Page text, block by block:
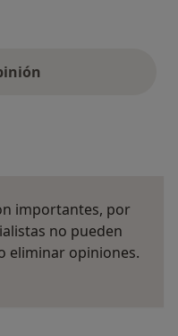
importantes, por
no pueden
eliminar opiniones.